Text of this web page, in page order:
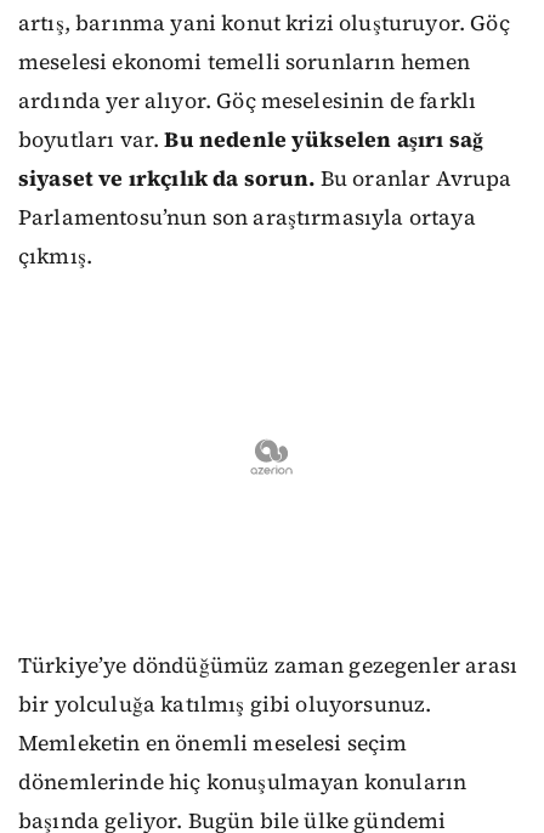
artış, barınma yani konut krizi oluşturuyor. Göç
meselesi ekonomi temelli sorunların hemen
ardında yer alıyor. Göç meselesinin de farklı
boyutları var.Bu nedenle yükselen aşırı sağ
siyaset ve ırkçılık da sorun. Bu oranlar Avrupa
Parlamentosu’nun son araştırmasıyla ortaya
çıkmış.
Türkiye’ye döndüğümüz zaman gezegenler arası
bir yolculuğa katılmış gibi oluyorsunuz.
Memleketin en önemli meselesi seçim
dönemlerinde hiç konuşulmayan konuların
başında geliyor. Bugün bile ülke gündemi